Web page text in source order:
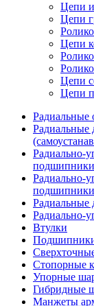
Цепи
Цепи
Цепи
Цепи
Цепи
Радиальные
Радиально-
подшипники
Радиально-
подшипники
Радиальные
Радиально-
Втулки
Стопорные
Упорные
Гибридные
Манжеты